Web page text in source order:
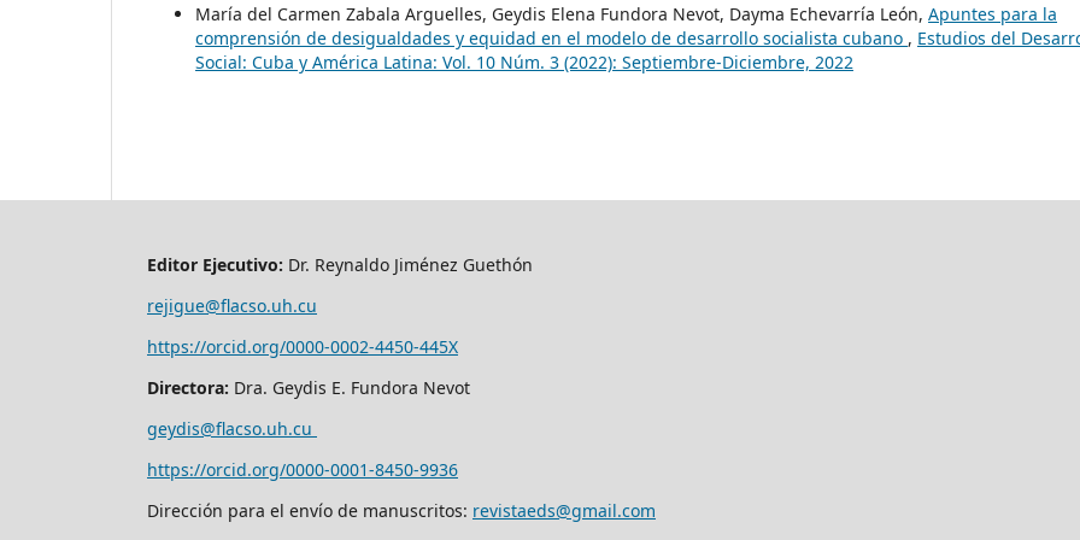
María del Carmen Zabala Arguelles, Geydis Elena Fundora Nevot, Dayma Echevarría León, Apuntes para la
comprensión de desigualdades y equidad en el modelo de desarrollo socialista cubano , Estudios del
Social: Cuba y América Latina: Vol. 10 Núm. 3 (2022): Septiembre-Diciembre, 2022
Editor Ejecutivo: Dr. Reynaldo Jiménez Guethón
rejigue@flacso.uh.cu
https://orcid.org/0000-0002-4450-445X
Directora: Dra. Geydis E. Fundora Nevot
geydis@flacso.uh.cu
https://orcid.org/0000-0001-8450-9936
Dirección para el envío de manuscritos: revistaeds@gmail.com